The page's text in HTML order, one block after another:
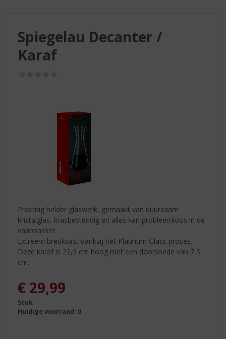
Spiegelau Decanter /
Karaf
Prachtig helder glaswerk, gemaakt van duurzaam
kristalglas, krasbestendig en alles kan probleemloos in de
vaatwasser.
Extreem breukvast dankzij het Platinum Glass proces.
Deze karaf is 22,3 cm hoog met een doorsnede van 7,5
cm.
€ 29,99
Stuk
Huidige voorraad: 0